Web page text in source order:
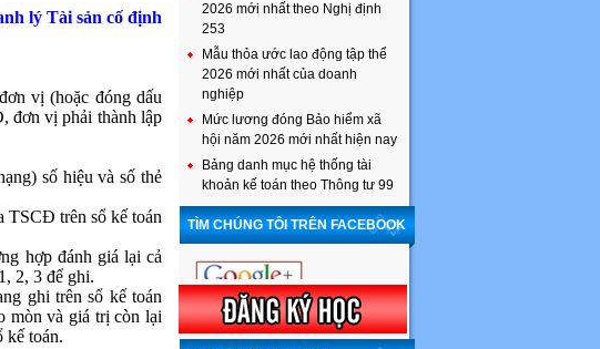
lý Tài sản cố định
vị (hoặc đóng dấu
đơn vị phải thành lập
số hiệu và số thẻ
TSCĐ trên sổ kế toán
hợp đánh giá lại cả
2, 3 để ghi.
ghi trên sổ kế toán
mòn và giá trị còn lại
kế toán.
2026 mới nhất theo Nghị định
253
Mẫu thỏa ước lao động tập thể
2026 mới nhất của doanh
nghiệp
Mức lương đóng Bảo hiểm xã
hội năm 2026 mới nhất hiện nay
Bảng danh mục hệ thống tài
khoản kế toán theo Thông tư 99
TÌM CHÚNG TÔI TRÊN FACEBOOK